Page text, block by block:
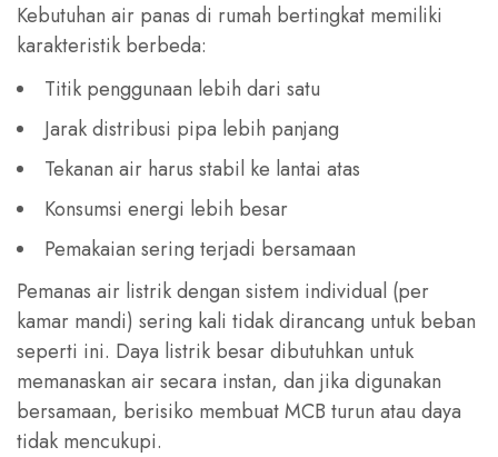
Kebutuhan air panas di rumah bertingkat memiliki
karakteristik berbeda:
Titik penggunaan lebih dari satu
Jarak distribusi pipa lebih panjang
Tekanan air harus stabil ke lantai atas
Konsumsi energi lebih besar
Pemakaian sering terjadi bersamaan
Pemanas air listrik dengan sistem individual (per
kamar mandi) sering kali tidak dirancang untuk beban
seperti ini. Daya listrik besar dibutuhkan untuk
memanaskan air secara instan, dan jika digunakan
bersamaan, berisiko membuat MCB turun atau daya
tidak mencukupi.